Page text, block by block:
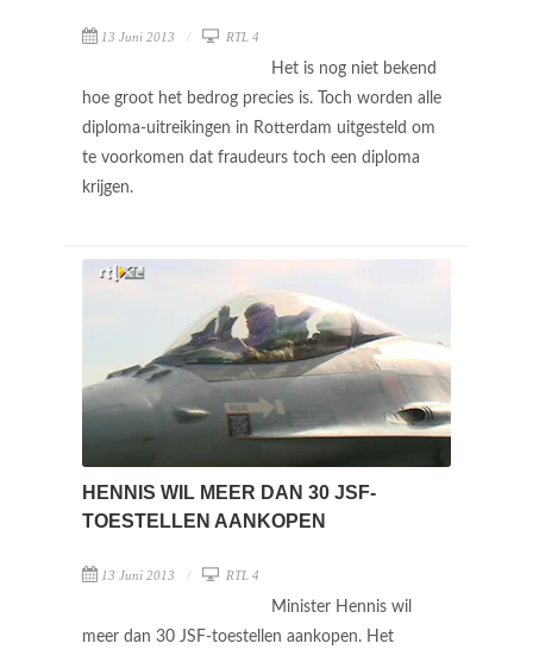
13 Juni 2013 RTL 4
Het is nog niet bekend
hoe groot het bedrog precies is. Toch worden alle
diploma-uitreikingen in Rotterdam uitgesteld om
te voorkomen dat fraudeurs toch een diploma
krijgen.
HENNIS WIL MEER DAN 30 JSF-
TOESTELLEN AANKOPEN
13 Juni 2013 RTL 4
Minister Hennis wil
meer dan 30 JSF-toestellen aankopen. Het